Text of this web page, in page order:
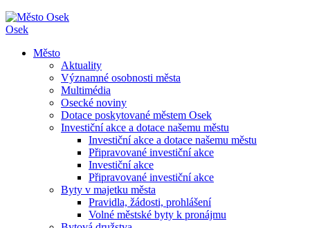
Osek
Město
Aktuality
Významné osobnosti města
Multimédia
Osecké noviny
Dotace poskytované městem Osek
Investiční akce a dotace našemu městu
Investiční akce a dotace našemu městu
Připravované investiční akce
Investiční akce
Připravované investiční akce
Byty v majetku města
Pravidla, žádosti, prohlášení
Volné městské byty k pronájmu